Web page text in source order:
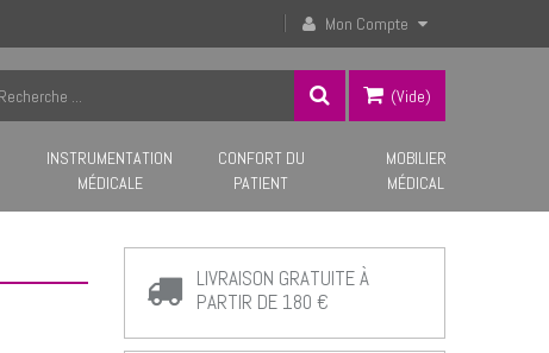
Mon Compte
(vide)
INSTRUMENTATION
MÉDICALE
CONFORT DU
PATIENT
MOBILIER
MÉDICAL
LIVRAISON GRATUITE À
PARTIR DE 180 €